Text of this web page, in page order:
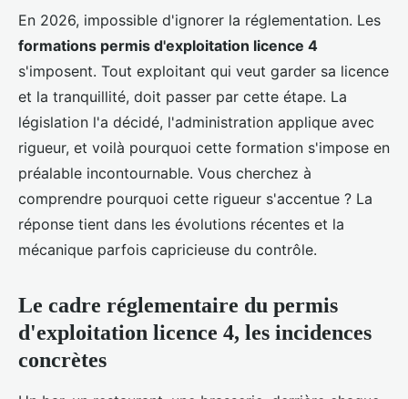
En 2026, impossible d'ignorer la réglementation. Les
formations permis d'exploitation licence 4
s'imposent. Tout exploitant qui veut garder sa licence
et la tranquillité, doit passer par cette étape. La
législation l'a décidé, l'administration applique avec
rigueur, et voilà pourquoi cette formation s'impose en
préalable incontournable. Vous cherchez à
comprendre pourquoi cette rigueur s'accentue ? La
réponse tient dans les évolutions récentes et la
mécanique parfois capricieuse du contrôle.
Le cadre réglementaire du permis
d'exploitation licence 4, les incidences
concrètes